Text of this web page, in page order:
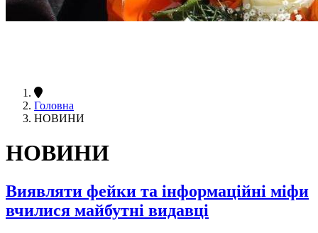
Головна
НОВИНИ
НОВИНИ
Виявляти фейки та інформаційні міфи
вчилися майбутні видавці